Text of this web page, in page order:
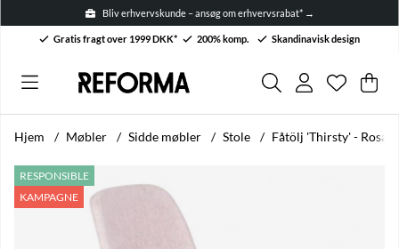
Bliv erhvervskunde – ansøg om erhvervsrabat* →
Gratis fragt over 1999 DKK* 200% komp. Skandinavisk design
Antal på
. .
Hjem Møbler Sidde møbler Stole Fåtölj 'Thirsty' - Rosa
RESPONSIBLE
KAMPAGNE
Produktbilleder Fåtölj 'Thirsty' - Rosa